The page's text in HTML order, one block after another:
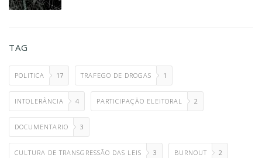
TAG
POLITICA 17 TRAFEGO DE DROGAS 1
INTOLERÂNCIA 4 PARTICIPAÇÃO ELEITORAL 2
DOCUMENTARIO 3
CULTURA DE TRANSGRESSÃO DAS LEIS 3 BURNOUT 2